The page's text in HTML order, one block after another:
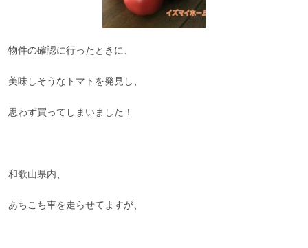
物件の確認に行ったときに、
美味しそうなトマトを発見し、
思わず買ってしまいました！
和歌山県内、
あちこち車を走らせてますが、